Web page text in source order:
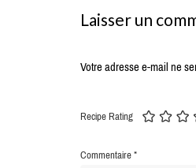
Laisser un
Votre adresse e-mail ne
Recipe Rating
Commentaire*